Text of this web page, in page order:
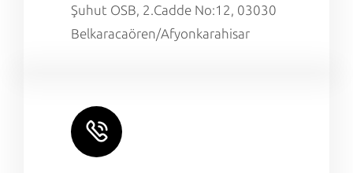
Şuhut OSB, 2.Cadde No:12, 03030
Belkaracaören/Afyonkarahisar